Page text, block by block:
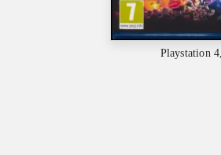
Playstation